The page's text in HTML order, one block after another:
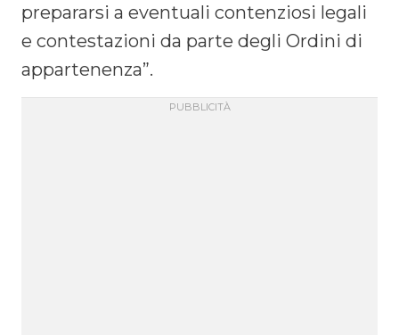
prepararsi a eventuali contenziosi legali
e contestazioni da parte degli Ordini di
appartenenza”.